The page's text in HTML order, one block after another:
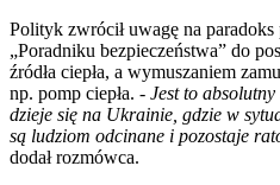
Polityk zwrócił uwagę na
„Poradniku bezpieczeństwa” do
źródła ciepła, a wymuszaniem
np. pomp ciepła. - Jest to
dzieje się na Ukrainie, gdzie w
są ludziom odcinane i pozostaje
dodał rozmówca.